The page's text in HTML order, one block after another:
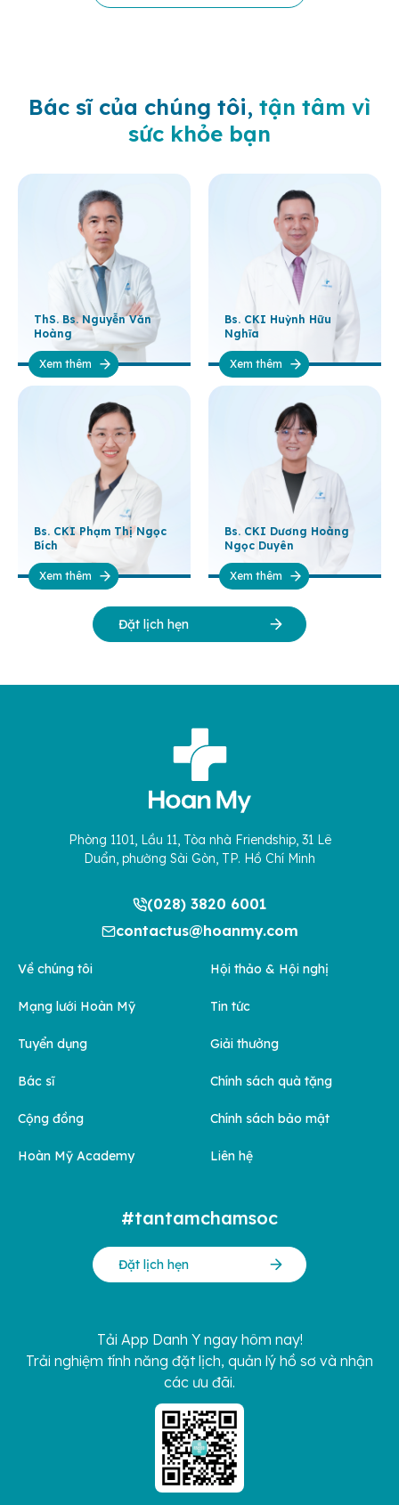
Bác sĩ của chúng tôi, tận tâm vì
sức khỏe bạn
ThS. Bs. Nguyễn Văn
Hoàng
Xem thêm
Bs. CKI Phạm Thị Ngọc
Bích
Xem thêm
Bs. CKI Huỳnh Hữu
Nghĩa
Xem thêm
Bs. CKI Dương Hoàng
Ngọc Duyên
Xem thêm
Đặt lịch hẹn
Phòng 1101, Lầu 11, Tòa nhà Friendship, 31 Lê
Duẩn, phường Sài Gòn, TP. Hồ Chí Minh
(028) 3820 6001
contactus@hoanmy.com
Về chúng tôi
Mạng lưới Hoàn Mỹ
Tuyển dụng
Bác sĩ
Cộng đồng
Hoàn Mỹ Academy
Hội thảo & Hội nghị
Tin tức
Giải thưởng
Chính sách quà tặng
Chính sách bảo mật
Liên hệ
#tantamchamsoc
Đặt lịch hẹn
Tải App Danh Y ngay hôm nay!
Trải nghiệm tính năng đặt lịch, quản lý hồ sơ và nhận
các ưu đãi.